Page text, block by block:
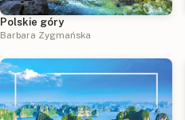
Polskie góry
Barbara Zygmańska